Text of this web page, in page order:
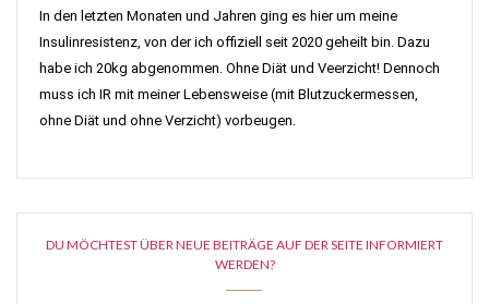
In den letzten Monaten und Jahren ging es hier um meine
Insulinresistenz, von der ich offiziell seit 2020 geheilt bin. Dazu
habe ich 20kg abgenommen. Ohne Diät und Veerzicht! Dennoch
muss ich IR mit meiner Lebensweise (mit Blutzuckermessen,
ohne Diät und ohne Verzicht) vorbeugen.
DU MÖCHTEST ÜBER NEUE BEITRÄGE AUF DER SEITE INFORMIERT
WERDEN?